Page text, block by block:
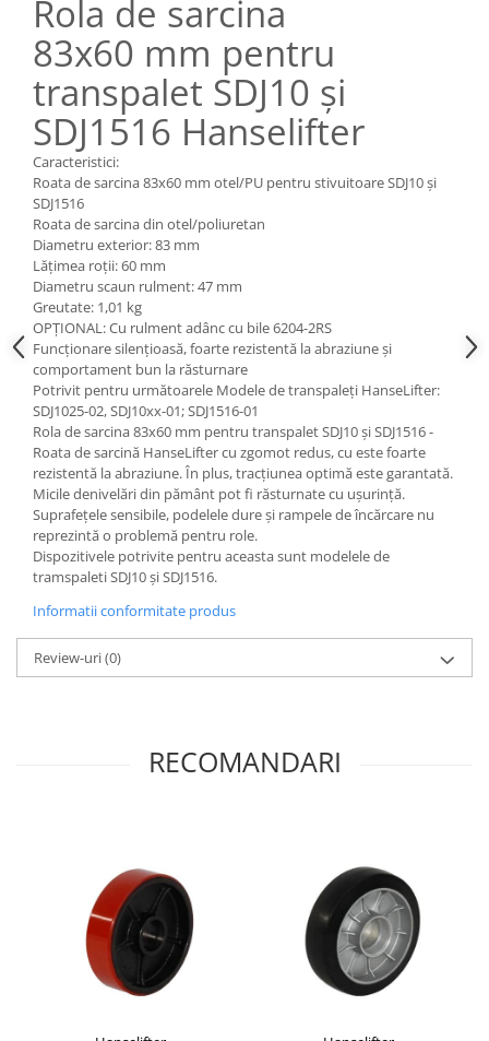
Pozitionere de sudura
Instalatii de rotire
Platforme foarfeca
Tip SB - cu bază rabatabilă
Nacela stivuitor
Translator stivuitor
Prelungitor lame stivuitor CAM
attachments
Atasamente profesionale CAM
Cleste ridicare butoi
Dispozitive ridicare butoaie
Rola de sarcina
83x60 mm pentru
transpalet SDJ10 și
SDJ1516 Hanselifter
Caracteristici:
Roata de sarcina 83x60 mm otel/PU pentru stivuitoare SDJ10 și
SDJ1516
Roata de sarcina din otel/poliuretan
Diametru exterior: 83 mm
Lățimea roții: 60 mm
Diametru scaun rulment: 47 mm
Greutate: 1,01 kg
OPȚIONAL: Cu rulment adânc cu bile 6204-2RS
Funcționare silențioasă, foarte rezistentă la abraziune și
comportament bun la răsturnare
Potrivit pentru următoarele Modele de transpaleți HanseLifter:
SDJ1025-02, SDJ10xx-01; SDJ1516-01
Rola de sarcina 83x60 mm pentru transpalet SDJ10 și SDJ1516 -
Roata de sarcină HanseLifter cu zgomot redus, cu este foarte
rezistentă la abraziune. În plus, tracțiunea optimă este garantată.
Micile denivelări din pământ pot fi răsturnate cu ușurință.
Suprafețele sensibile, podelele dure și rampele de încărcare nu
reprezintă o problemă pentru role.
Dispozitivele potrivite pentru aceasta sunt modelele de
tramspaleti SDJ10 și SDJ1516.
Informatii conformitate produs
Review-uri(0)
RECOMANDARI